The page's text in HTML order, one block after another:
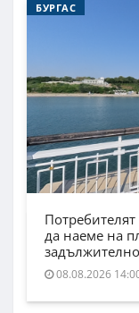
БУРГАС
да наеме на
08.08.2026